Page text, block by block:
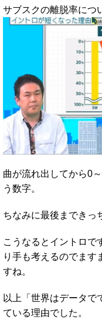
サブスクの離脱率につ
曲が流れ出してから0
う数字。
ちなみに最後まできっ
こうなるとイントロで
り手も考えるのでます
すね。
以上「世界はデータで
ている理由でした。